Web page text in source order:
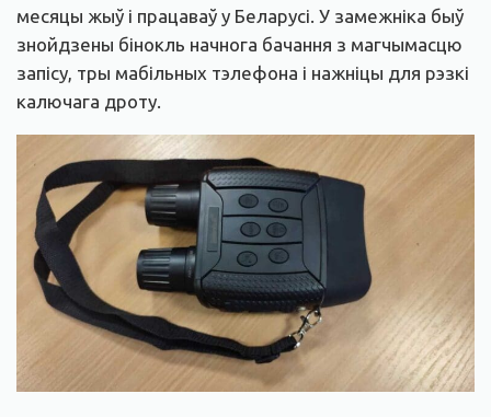
месяцы жыў і працаваў у Беларусі. У замежніка быў
знойдзены бінокль начнога бачання з магчымасцю
запісу, тры мабільных тэлефона і нажніцы для рэзкі
калючага дроту.